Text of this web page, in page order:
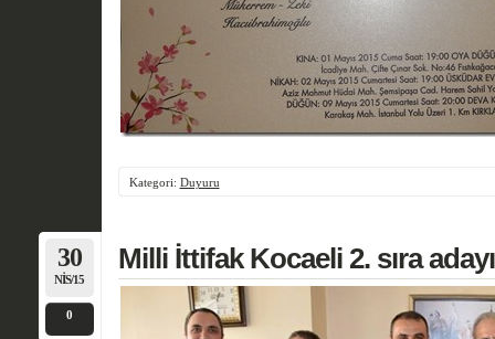
Kategori: Duyuru
30
NIS/15
0
Milli İttifak Kocaeli 2. sıra